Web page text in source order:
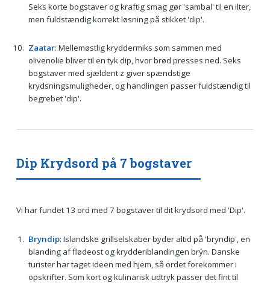
Seks korte bogstaver og kraftig smag gør 'sambal' til en ilter,
men fuldstændig korrekt løsning på stikket 'dip'.
Zaatar: Mellemøstlig kryddermiks som sammen med
olivenolie bliver til en tyk dip, hvor brød presses ned. Seks
bogstaver med sjældent z giver spændstige
krydsningsmuligheder, og handlingen passer fuldstændig til
begrebet 'dip'.
Dip Krydsord på 7 bogstaver
Vi har fundet 13 ord med 7 bogstaver til dit krydsord med 'Dip'.
Bryndip: Islandske grillselskaber byder altid på 'bryndip', en
blanding af flødeost og krydderiblandingen brýn. Danske
turister har taget ideen med hjem, så ordet forekommer i
opskrifter. Som kort og kulinarisk udtryk passer det fint til